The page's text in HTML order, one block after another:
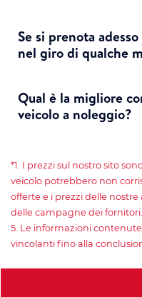
Se si prenota
nel giro di qualche
Qual è la migliore
veicolo a noleggio?
*1. I prezzi sul nostro sito
veicolo potrebbero non
offerte e i prezzi delle
delle campagne dei
5. Le informazioni
vincolanti fino alla